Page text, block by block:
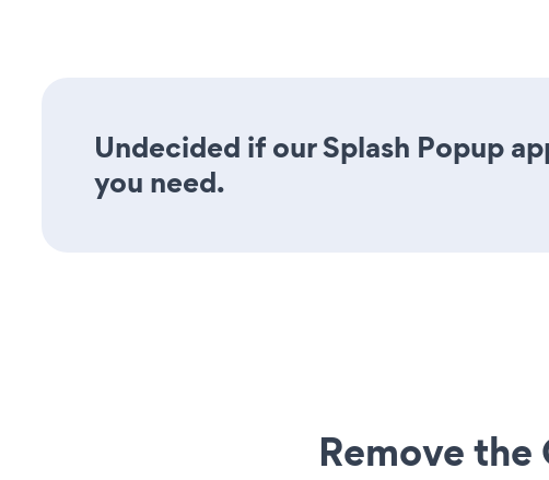
Undecided if our Splash Popup
you need.
Remove